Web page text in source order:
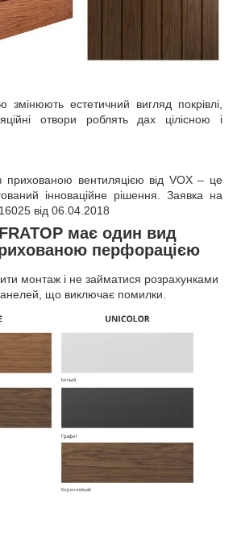
змінюють естетичний вигляд покрівлі,
отвори роблять дах цілісною і
прихованою вентиляцією від VOX – це
інноваційне рішення. Заявка на
від 06.04.2018
має один вид
перфорацією
монтаж і не займатися розрахунками
панелей, що виключає помилки.